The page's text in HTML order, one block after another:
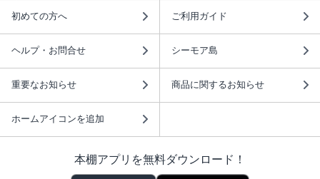
初めての方へ ご利用ガイド
ヘルプ・お問合せ シーモア島
重要なお知らせ 商品に関するお知らせ
ホームアイコンを追加
本棚アプリを無料ダウンロード！